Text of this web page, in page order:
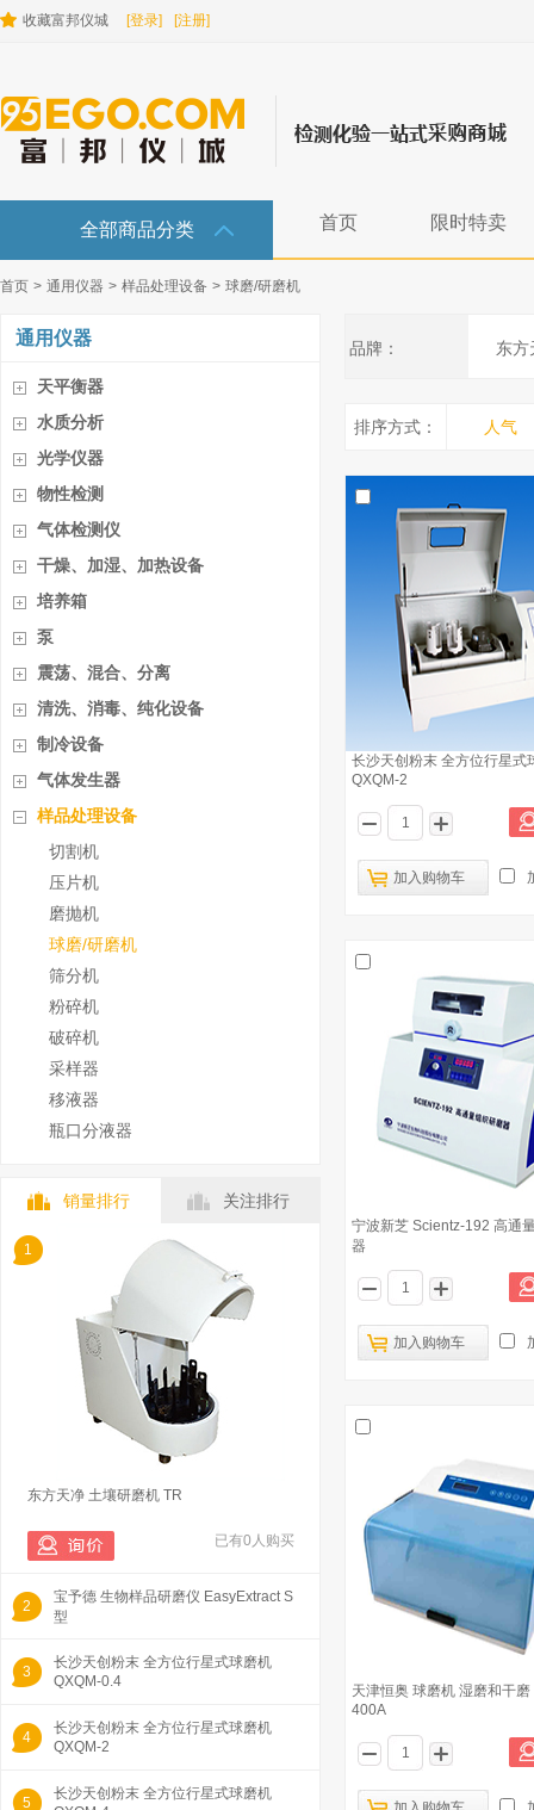
收藏富邦仪城 [登录] [注册]
全部商品分类 首页 限时特卖
首页 > 通用仪器 > 样品处理设备 > 球磨/研磨机
通用仪器
天平衡器
水质分析
光学仪器
物性检测
气体检测仪
干燥、加湿、加热设备
培养箱
泵
震荡、混合、分离
清洗、消毒、纯化设备
制冷设备
气体发生器
样品处理设备
切割机
压片机
磨抛机
球磨/研磨机
筛分机
粉碎机
破碎机
采样器
移液器
瓶口分液器
销量排行 关注排行
1
东方天净 土壤研磨机 TR
已有0人购买
2
宝予德 生物样品研磨仪 EasyExtract S
型
3
长沙天创粉末 全方位行星式球磨机
QXQM-0.4
4
长沙天创粉末 全方位行星式球磨机
QXQM-2
5
长沙天创粉末 全方位行星式球磨机
品牌： 东方
排序方式： 人气
长沙天创粉末 全方位行星式
QXQM-2
加入购物车
宁波新芝 Scientz-192 高通
器
加入购物车
天津恒奥 球磨机 湿磨和干
400A